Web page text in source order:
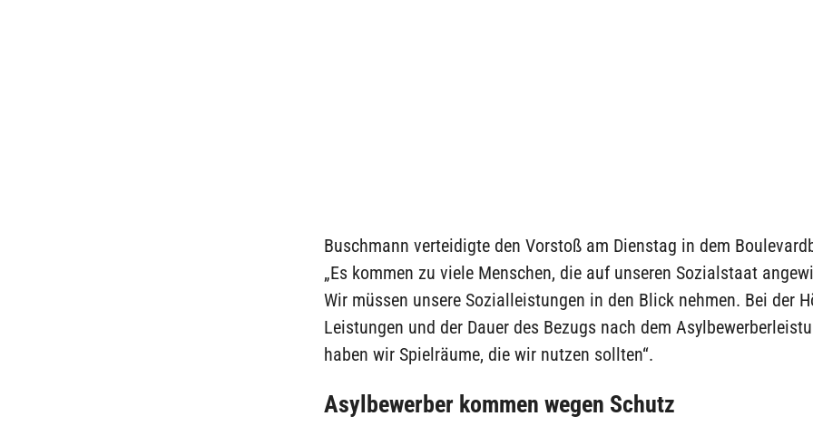
Buschmann verteidigte den Vorstoß am Dienstag in dem
„Es kommen zu viele Menschen, die auf unseren Sozialstaat
Wir müssen unsere Sozialleistungen in den Blick nehmen. Bei der
Leistungen und der Dauer des Bezugs nach dem
haben wir Spielräume, die wir nutzen sollten“.
Asylbewerber kommen wegen Schutz